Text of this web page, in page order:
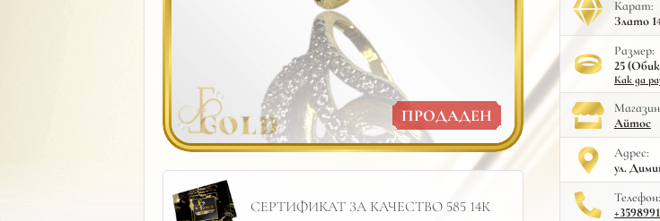
ПРОДАДЕН
СЕРТИФИКАТ ЗА КАЧЕСТВО 585 14К
Карат:
Злато
Размер:
25
Как да
Айтос
Адрес:
ул.
Телефон: